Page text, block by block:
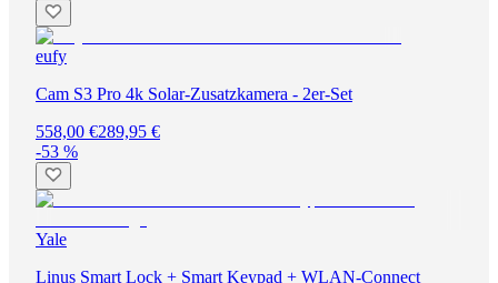
eufy
Cam S3 Pro 4k Solar-Zusatzkamera - 2er-Set
558,00 €289,95 €
-53 %
Yale
Linus Smart Lock + Smart Keypad + WLAN-Connect